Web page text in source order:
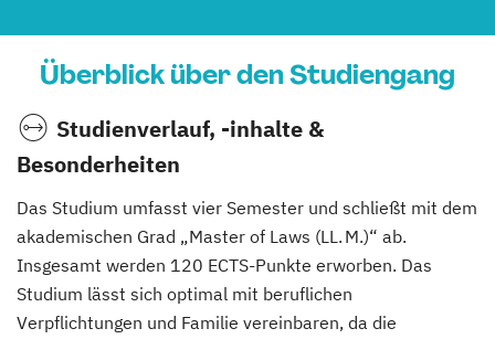
Überblick über den Studiengang
Studienverlauf, -inhalte &
Besonderheiten
Das Studium umfasst vier Semester und schließt mit dem
akademischen Grad „Master of Laws (LL. M.)“ ab.
Insgesamt werden 120 ECTS-Punkte erworben. Das
Studium lässt sich optimal mit beruflichen
Verpflichtungen und Familie vereinbaren, da die